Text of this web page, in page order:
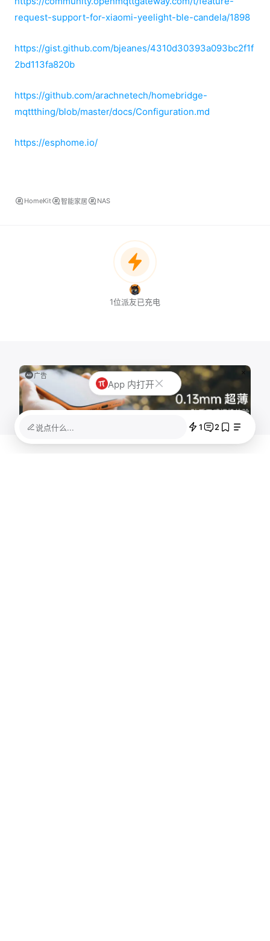
request-support-for-xiaomi-yeelight-ble-candela/1898
https://gist.github.com/bjeanes/4310d30393a093bc2f1f
2bd113fa820b
https://github.com/arachnetech/homebridge-
mqttthing/blob/master/docs/Configuration.md
https://esphome.io/
HomeKit 智能家居 NAS
1位派友已充电
广告
说点什么... 1 2
App 内打开